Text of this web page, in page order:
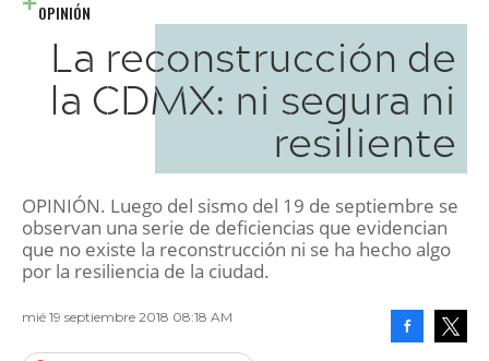
OPINIÓN
La reconstrucción de
la CDMX: ni segura ni
resiliente
OPINIÓN. Luego del sismo del 19 de septiembre se
observan una serie de deficiencias que evidencian
que no existe la reconstrucción ni se ha hecho algo
por la resiliencia de la ciudad.
mié 19 septiembre 2018 08:18 AM